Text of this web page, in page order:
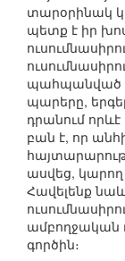
տարօրինակ
պետք է իր
պահպանված
պարերը,
դրանում
բան է, որ
ասվեց, կարող
Հավելենք
ամբողջական
գործին։